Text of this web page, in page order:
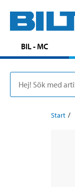
BIL - MC
Start